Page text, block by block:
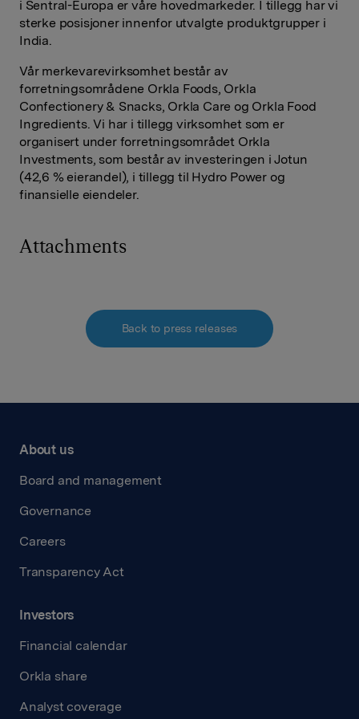
i Sentral-Europa er våre hovedmarkeder. I tillegg har vi
sterke posisjoner innenfor utvalgte produktgrupper i
India.
Vår merkevarevirksomhet består av
forretningsområdene Orkla Foods, Orkla
Confectionery & Snacks, Orkla Care og Orkla Food
Ingredients. Vi har i tillegg virksomhet som er
organisert under forretningsområdet Orkla
Investments, som består av investeringen i Jotun
(42,6 % eierandel), i tillegg til Hydro Power og
finansielle eiendeler.
Attachments
Back to press releases
About us
Board and management
Governance
Careers
Transparency Act
Investors
Financial calendar
Orkla share
Analyst coverage